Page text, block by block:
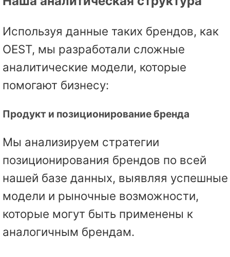
Используя данные таких брендов, как
OEST, мы разработали сложные
аналитические модели, которые
помогают бизнесу:
Продукт и позиционирование бренда
Мы анализируем стратегии
позиционирования брендов по всей
нашей базе данных, выявляя успешные
модели и рыночные возможности,
которые могут быть применены к
аналогичным брендам.